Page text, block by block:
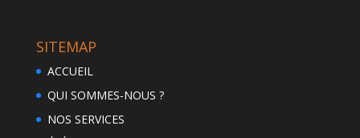
SITEMAP
ACCUEIL
QUI SOMMES-NOUS ?
NOS SERVICES